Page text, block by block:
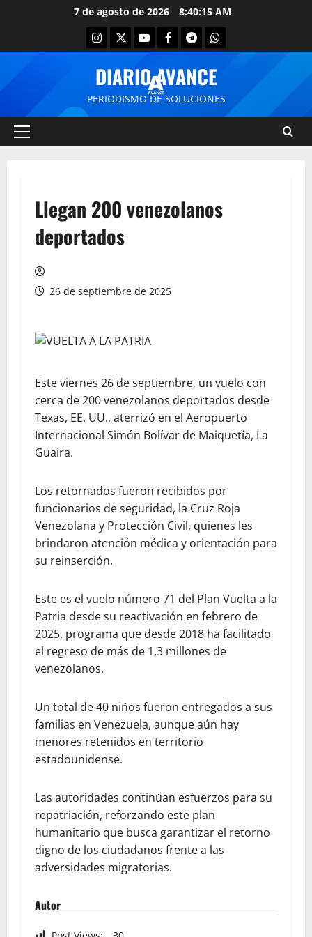
7 de agosto de 2026 8:40:15 AM
DIARIO AVANCE
PERIODISMO DE SOLUCIONES
Llegan 200 venezolanos
deportados
26 de septiembre de 2025
Este viernes 26 de septiembre, un vuelo con
cerca de 200 venezolanos deportados desde
Texas, EE. UU., aterrizó en el Aeropuerto
Internacional Simón Bolívar de Maiquetía, La
Guaira.
Los retornados fueron recibidos por
funcionarios de seguridad, la Cruz Roja
Venezolana y Protección Civil, quienes les
brindaron atención médica y orientación para
su reinserción.
Este es el vuelo número 71 del Plan Vuelta a la
Patria desde su reactivación en febrero de
2025, programa que desde 2018 ha facilitado
el regreso de más de 1,3 millones de
venezolanos.
Un total de 40 niños fueron entregados a sus
familias en Venezuela, aunque aún hay
menores retenidos en territorio
estadounidense.
Las autoridades continúan esfuerzos para su
repatriación, reforzando este plan
humanitario que busca garantizar el retorno
digno de los ciudadanos frente a las
adversidades migratorias.
Autor